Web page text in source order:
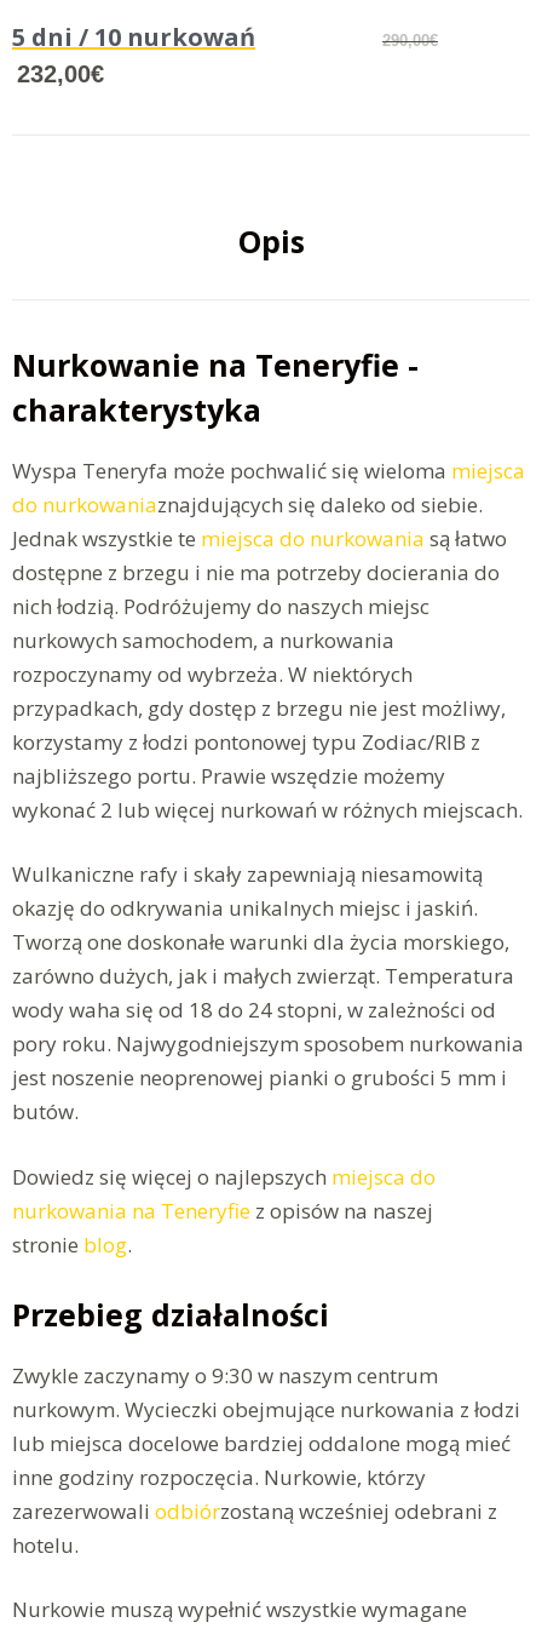
5 dni / 10 nurkowań 290,00€
232,00€
Opis
Nurkowanie na Teneryfie -
charakterystyka
Wyspa Teneryfa może pochwalić się wieloma miejsca
do nurkowaniaznajdujących się daleko od siebie.
Jednak wszystkie te miejsca do nurkowania są łatwo
dostępne z brzegu i nie ma potrzeby docierania do
nich łodzią. Podróżujemy do naszych miejsc
nurkowych samochodem, a nurkowania
rozpoczynamy od wybrzeża. W niektórych
przypadkach, gdy dostęp z brzegu nie jest możliwy,
korzystamy z łodzi pontonowej typu Zodiac/RIB z
najbliższego portu. Prawie wszędzie możemy
wykonać 2 lub więcej nurkowań w różnych miejscach.
Wulkaniczne rafy i skały zapewniają niesamowitą
okazję do odkrywania unikalnych miejsc i jaskiń.
Tworzą one doskonałe warunki dla życia morskiego,
zarówno dużych, jak i małych zwierząt. Temperatura
wody waha się od 18 do 24 stopni, w zależności od
pory roku. Najwygodniejszym sposobem nurkowania
jest noszenie neoprenowej pianki o grubości 5 mm i
butów.
Dowiedz się więcej o najlepszych miejsca do
nurkowania na Teneryfie z opisów na naszej
stronie blog.
Przebieg działalności
Zwykle zaczynamy o 9:30 w naszym centrum
nurkowym. Wycieczki obejmujące nurkowania z łodzi
lub miejsca docelowe bardziej oddalone mogą mieć
inne godziny rozpoczęcia. Nurkowie, którzy
zarezerwowali odbiórzostaną wcześniej odebrani z
hotelu.
Nurkowie muszą wypełnić wszystkie wymagane